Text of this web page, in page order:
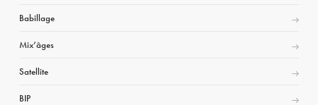
Babillage
Mix’âges
Satellite
BIP